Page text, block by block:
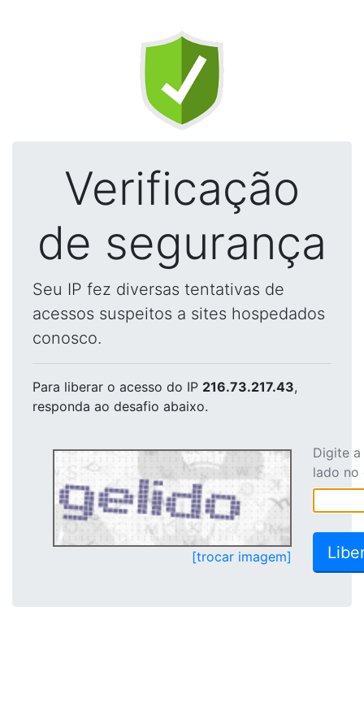
Verificação
de segurança
Seu IP fez diversas tentativas de
acessos suspeitos a sites hospedados
conosco.
Para liberar o acesso do IP 216.73.217.43,
responda ao desafio abaixo.
[trocar imagem]
Digite
lado no